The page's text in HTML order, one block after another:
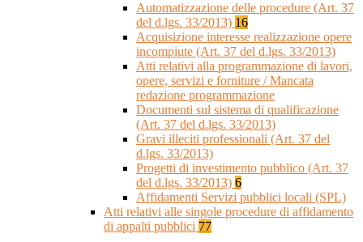
Automatizzazione delle procedure (Art. 37
del d.lgs. 33/2013) 16
Acquisizione interesse realizzazione opere
incompiute (Art. 37 del d.lgs. 33/2013)
Atti relativi alla programmazione di lavori,
opere, servizi e forniture / Mancata
redazione programmazione
Documenti sul sistema di qualificazione
(Art. 37 del d.lgs. 33/2013)
Gravi illeciti professionali (Art. 37 del
d.lgs. 33/2013)
Progetti di investimento pubblico (Art. 37
del d.lgs. 33/2013) 6
Affidamenti Servizi pubblici locali (SPL)
Atti relativi alle singole procedure di affidamento
di appalti pubblici 77